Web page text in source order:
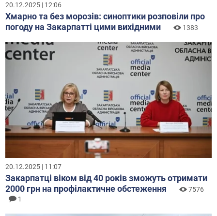
20.12.2025 | 12:06
Хмарно та без морозів: синоптики розповіли про
погоду на Закарпатті цими вихідними
1383
20.12.2025 | 11:07
Закарпатці віком від 40 років зможуть отримати
2000 грн на профілактичне обстеження
7576
1